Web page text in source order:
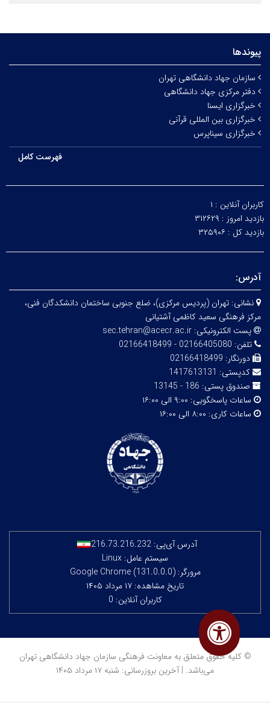
پیوندها
سازمان جهاد دانشگاهی تهران
دفتر مرکزی جهاد دانشگاهی
خبرگزاری ایسنا
خبرگزاری بین المللی قرآنی
خبرگزاری سیناپرس
فهرست کامل
کاربران آنلاین : ۱
بازدید امروز : ۳۱۲۶۲۹
بازدید کل : ۳۲۵۹۰۶
آدرس:
نشانی: تهران (پردیس مرکزی)، ضلع جنوبی ساختمان دانشکدگان فنی،
مرکز فرهنگی سعید کاظمی آشتیانی
پست الکترونیکی: sec.tehran@acecr.ac.ir
تلفن: 02166405080 - 02166418499
دورنگار: 02166418499
کدپستی: 1417613131
صندوق پستی: 186 - 13145
ساعات پاسخگویی: ۹:۰۰ الی ۱۶:۰۰
ساعات کاری: ۸:۰۰ الی ۱۶:۰۰
آدرس آی‌پی: 216.73.216.232
سیستم عامل: Linux
مرورگر: Google Chrome (131.0.0.0)
تاریخ مشاهده: ۱۷ مرداد ۱۴۰۵
کاربران آنلاین: 0
© کلیه حقوق متعلق به معاونت فرهنگی سازمان جهاد دانشگاهی تهران
می‌باشد. | آخرین بروزرسانی: شنبه ۱۷ مرداد ۱۴۰۵